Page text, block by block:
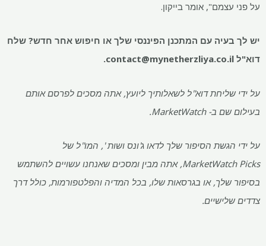
על פני עצמם", אומר בייקון.
יש לך בעיה עם המתכנן הפיננסי שלך או חיפוש אחר חדש? שלח
דוא"ל contact@mynetherzliya.co.il
.
על ידי שליחת דוא"ל לשאלותיך ליועץ, אתה מסכים לפרסם אותם
בעילום שם ב- MarketWatch.
על ידי הגשת הסיפור שלך לדאו ג'ונס ושות ', המו"ל של
MarketWatch Picks, אתה מבין ומסכים שאנחנו עשויים להשתמש
בסיפור שלך, או בגרסאות שלו, בכל המדיה והפלטפורמות, כולל דרך
צדדים שלישיים.